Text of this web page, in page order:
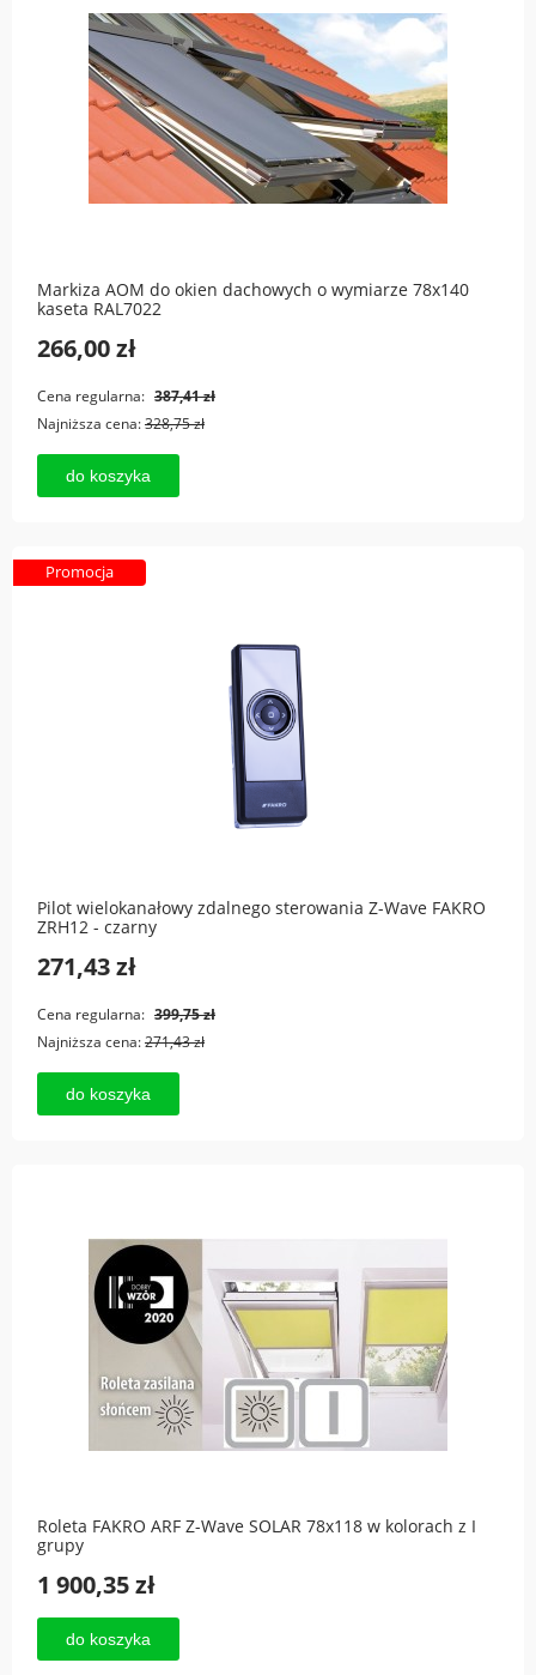
Markiza AOM do okien dachowych o wymiarze 78x140
kaseta RAL7022
266,00 zł
Cena regularna: 387,41 zł
Najniższa cena:328,75 zł
do koszyka
Pilot wielokanałowy zdalnego sterowania Z-Wave FAKRO
ZRH12 - czarny
271,43 zł
Cena regularna: 399,75 zł
Najniższa cena:271,43 zł
do koszyka
Promocja
Roleta FAKRO ARF Z-Wave SOLAR 78x118 w kolorach z I
grupy
1 900,35 zł
do koszyka